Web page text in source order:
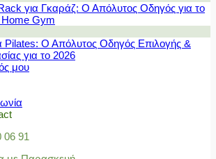
για Γκαράζ: Ο Απόλυτος Οδηγός για το
Home Gym
Pilates: Ο Απόλυτος Οδηγός Επιλογής &
για το 2026
μου
06 91